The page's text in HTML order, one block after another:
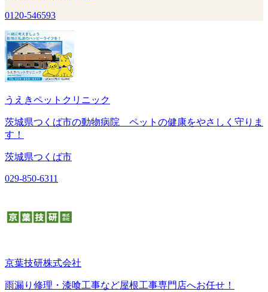
0120-546593
うえきペットクリニック
茨城県つくば市の動物病院 ペットの健康をやさしく守りま
す！
茨城県つくば市
029-850-6311
京葉技研株式会社
雨漏り修理・漆喰工事など屋根工事専門店へお任せ！